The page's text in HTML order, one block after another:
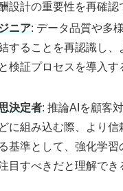
設計の重要性を再確認
ニア: データ品質や多
することを再認識し、
検証プロセスを導入す
決定者: 推論AIを顧客
に組み込む際、より信
基準として、強化学習
目すべきだと理解でき